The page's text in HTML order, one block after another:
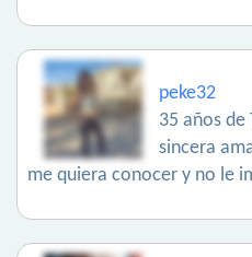
peke32
35 años de
sincera
me quiera conocer y no le